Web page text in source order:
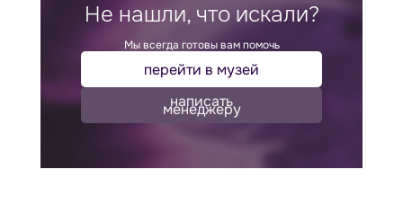
Не нашли, что искали?
Мы всегда готовы вам помочь
перейти в музей
написать
менеджеру